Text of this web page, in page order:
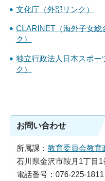
文化庁（外部リンク）
CLARINET（海外子女総
ク）
独立行政法人日本スポー
ク）
お問い合わせ
所属課： 教育委員会教
石川県金沢市鞍月1丁目1
電話番号：076-225-1811